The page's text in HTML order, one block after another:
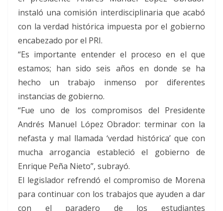
Resignificación positiva del territorio iztapalapense.
– Desactivación de la información sobre el
quehacer gubernamental. – Gobernabilidad basada
en la participación, el diálogo y la inclusión. Se
partirá de un diagnóstico participativo para
detectar, sistematizar rumores y otros desórdenes
de la información; se formarán grupos creativos de
campañas, videos, murales y otras expresiones
para desmontar las falsas narrativas, y se realizarán
campañas mediáticas multilingües e interculturales.
“Fomentaremos el pensamiento crítico desde las
escuelas y promoveremos encuentros de
interacción positiva como festivales, trueques,
cocinas colectivas, recorridos en nuestros barrios y
otros espacios de diálogo entre diferentes
comunidades”, y se fortalecerán los vínculos de
cooperación con otras demarcaciones y
municipios. Añadió que estas experiencias se
documentarán para integrarlas a la Red de
Ciudades Interculturales del Consejo de Europa, y
recibir acompañamiento, visibilidad y
instaló una comisión interdisciplinaria que acabó
con la verdad histórica impuesta por el gobierno
encabezado por el PRI.
“Es importante entender el proceso en el que
estamos; han sido seis años en donde se ha
hecho un trabajo inmenso por diferentes
instancias de gobierno.
“Fue uno de los compromisos del Presidente
Andrés Manuel López Obrador: terminar con la
nefasta y mal llamada ‘verdad histórica’ que con
mucha arrogancia estableció el gobierno de
Enrique Peña Nieto”, subrayó.
El legislador refrendó el compromiso de Morena
para continuar con los trabajos que ayuden a dar
con el paradero de los estudiantes